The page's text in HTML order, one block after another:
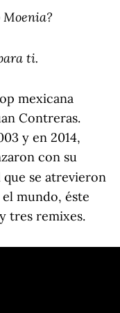
Moenia?
ti.
mexicana
Contreras.
y en 2014,
con su
que se atrevieron
mundo, éste
tres remixes.